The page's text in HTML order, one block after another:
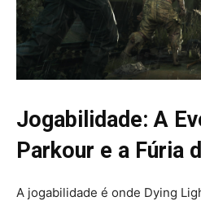
Jogabilidade: A
Parkour e a Fúria
A jogabilidade é onde Dying